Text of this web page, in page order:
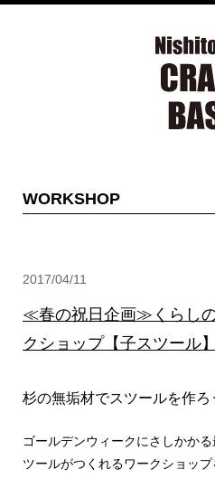
WORKSHOP
2017/04/11
≪春の祝日企画≫くらし
クショップ【子スツール】
杉の無垢材でスツールを作ろ
ゴールデンウィークにさしかか
ツールがつくれるワークショップ